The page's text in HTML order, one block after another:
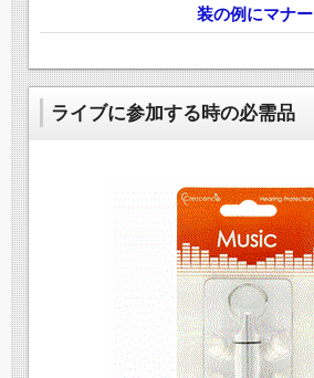
装の例にマナー
ライブに参加する時の必需品